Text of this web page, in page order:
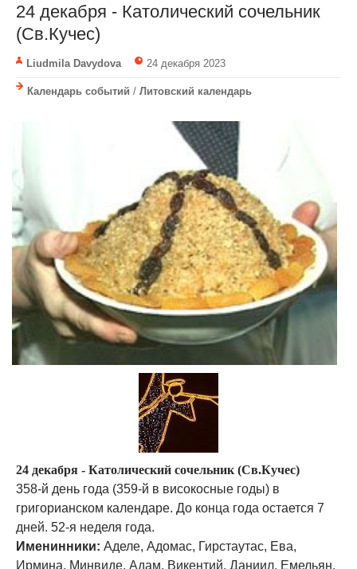
24 декабря - Католический сочельник
(Св.Кучес)
Liudmila Davydova 24 декабря 2023
Календарь событий / Литовский календарь
24 декабря - Католический сочельник (Св.Кучес)
358-й день года (359-й в високосные годы) в
григорианском календаре. До конца года остается 7
дней. 52-я неделя года.
Именинники: Аделе, Адомас, Гирстаутас, Ева,
Ирмина, Минвиде, Адам, Викентий, Даниил, Емельян,